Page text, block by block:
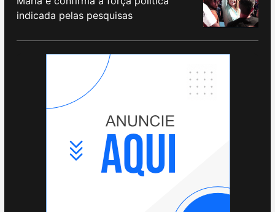
indicada pelas pesquisas